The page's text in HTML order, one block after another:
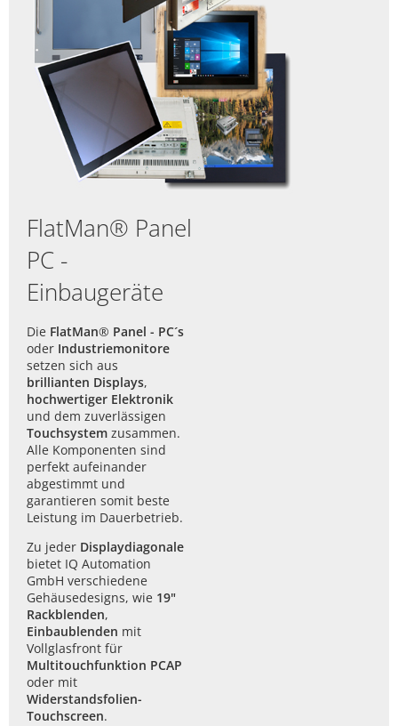
Non-VESA
Großbild
BOX-PC lüfterlos
BOX-PC DIN Rail lüfterlos
19" Rack PC
Rugged Tablets
Tastaturen
ANDON Anzeige
Zubehör
FlatMan® Panel
PC -
Einbaugeräte
Die FlatMan® Panel - PC´s
oder Industriemonitore
setzen sich aus
brillianten Displays,
hochwertiger Elektronik
und dem zuverlässigen
Touchsystem zusammen.
Alle Komponenten sind
perfekt aufeinander
abgestimmt und
garantieren somit beste
Leistung im Dauerbetrieb.
Zu jeder Displaydiagonale
bietet IQ Automation
GmbH verschiedene
Gehäusedesigns, wie 19"
Rackblenden,
Einbaublenden mit
Vollglasfront für
Multitouchfunktion PCAP
oder mit
Widerstandsfolien-
Touchscreen.